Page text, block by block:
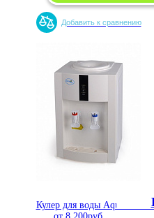
Добавить к сравнению
Кулер для воды Aqua Well